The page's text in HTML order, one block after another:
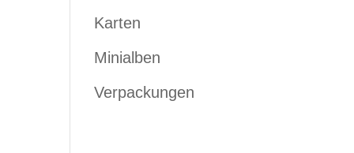
Karten
Minialben
Verpackungen